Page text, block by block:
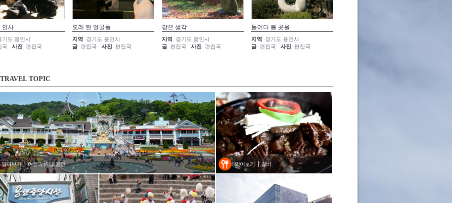
인사
기도 용인시
국 사진 편집국
오래 된 얼굴들
지역
경기도 용인시
글 편집국 사진 편집국
같은 생각
지역
경기도 용인시
글 편집국 사진 편집국
들여다 볼 곳을
지역
경기도 용인시
글 편집국 사진 편집국
TRAVEL TOPIC
먹어보기 갈비
알아보기 여행의 情답, 용인